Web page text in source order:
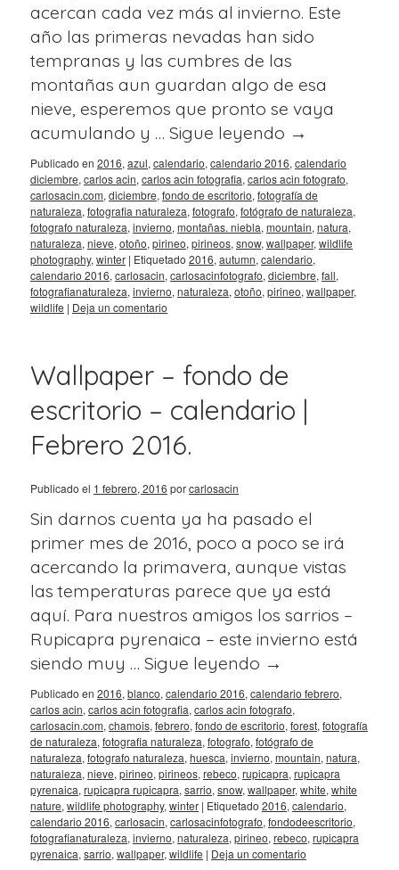
acercan cada vez más al invierno. Este
año las primeras nevadas han sido
tempranas y las cumbres de las
montañas aun guardan algo de esa
nieve, esperemos que pronto se vaya
acumulando y … Sigue leyendo →
Publicado en 2016, azul, calendario, calendario 2016, calendario
diciembre, carlos acin, carlos acin fotografia, carlos acin fotografo,
carlosacin.com, diciembre, fondo de escritorio, fotografía de
naturaleza, fotografia naturaleza, fotografo, fotógrafo de naturaleza,
fotografo naturaleza, invierno, montañas. niebla, mountain, natura,
naturaleza, nieve, otoño, pirineo, pirineos, snow, wallpaper, wildlife
photography, winter | Etiquetado 2016, autumn, calendario,
calendario 2016, carlosacin, carlosacinfotografo, diciembre, fall,
fotografianaturaleza, invierno, naturaleza, otoño, pirineo, wallpaper,
wildlife | Deja un comentario
Wallpaper – fondo de
escritorio – calendario |
Febrero 2016.
Publicado el 1 febrero, 2016 porcarlosacin
Sin darnos cuenta ya ha pasado el
primer mes de 2016, poco a poco se irá
acercando la primavera, aunque vistas
las temperaturas parece que ya está
aquí. Para nuestros amigos los sarrios –
Rupicapra pyrenaica – este invierno está
siendo muy … Sigue leyendo →
Publicado en 2016, blanco, calendario 2016, calendario febrero,
carlos acin, carlos acin fotografia, carlos acin fotografo,
carlosacin.com, chamois, febrero, fondo de escritorio, forest, fotografía
de naturaleza, fotografia naturaleza, fotografo, fotógrafo de
naturaleza, fotografo naturaleza, huesca, invierno, mountain, natura,
naturaleza, nieve, pirineo, pirineos, rebeco, rupicapra, rupicapra
pyrenaica, rupicapra rupicapra, sarrio, snow, wallpaper, white, white
nature, wildlife photography, winter | Etiquetado 2016, calendario,
calendario 2016, carlosacin, carlosacinfotografo, fondodeescritorio,
fotografianaturaleza, invierno, naturaleza, pirineo, rebeco, rupicapra
pyrenaica, sarrio, wallpaper, wildlife | Deja un comentario